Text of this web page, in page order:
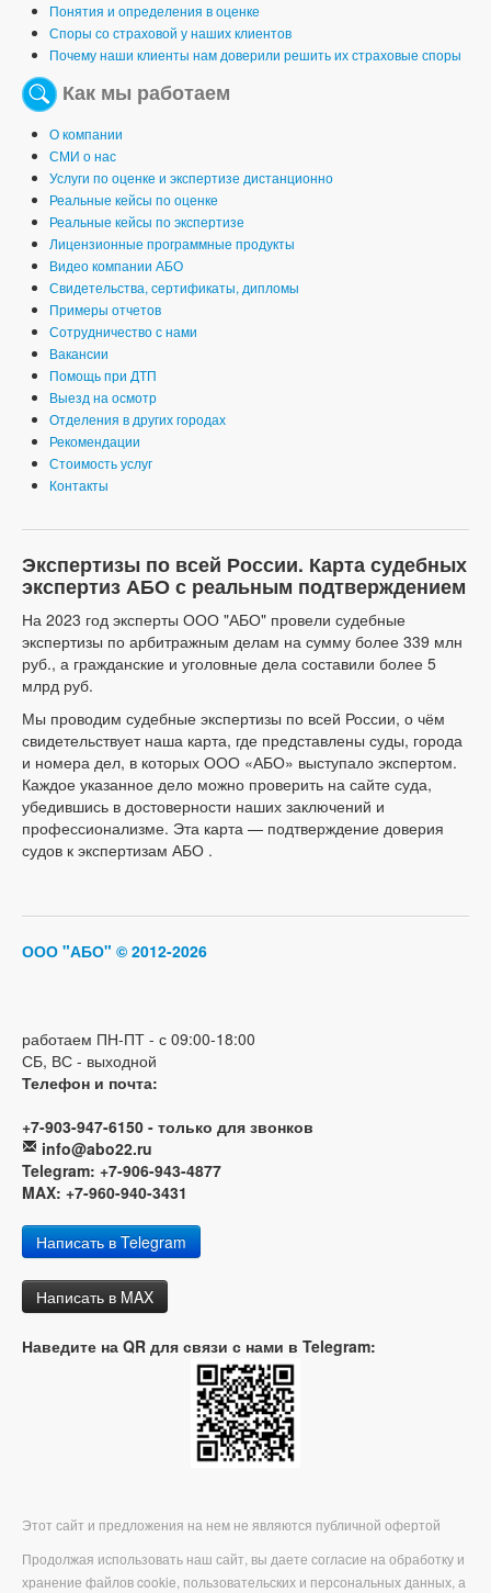
Понятия и определения в оценке
Споры со страховой у наших клиентов
Почему наши клиенты нам доверили решить их страховые споры
Как мы работаем
О компании
СМИ о нас
Услуги по оценке и экспертизе дистанционно
Реальные кейсы по оценке
Реальные кейсы по экспертизе
Лицензионные программные продукты
Видео компании АБО
Свидетельства, сертификаты, дипломы
Примеры отчетов
Сотрудничество с нами
Вакансии
Помощь при ДТП
Выезд на осмотр
Отделения в других городах
Рекомендации
Стоимость услуг
Контакты
Экспертизы по всей России. Карта судебных
экспертиз АБО с реальным подтверждением
На 2023 год эксперты ООО "АБО" провели судебные
экспертизы по арбитражным делам на сумму более 339 млн
руб., а гражданские и уголовные дела составили более 5
млрд руб.
Мы проводим судебные экспертизы по всей России, о чём
свидетельствует наша карта, где представлены суды, города
и номера дел, в которых ООО «АБО» выступало экспертом.
Каждое указанное дело можно проверить на сайте суда,
убедившись в достоверности наших заключений и
профессионализме. Эта карта — подтверждение доверия
судов к экспертизам АБО .
ООО "АБО" © 2012-2026
работаем ПН-ПТ - с 09:00-18:00
СБ, ВС - выходной
Телефон и почта:
+7-903-947-6150 - только для звонков
info@abo22.ru
Telegram: +7-906-943-4877
MAX: +7-960-940-3431
Написать в Telegram
Написать в MAX
Наведите на QR для связи с нами в Telegram:
Этот сайт и предложения на нем не являются публичной офертой
Продолжая использовать наш сайт, вы даете согласие на обработку и
хранение файлов cookie, пользовательских и персональных данных, а